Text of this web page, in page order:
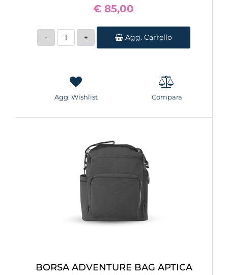
€ 85,00
Quantità
Agg. Carrello
Agg. Wishlist Compara
BORSA ADVENTURE BAG APTICA